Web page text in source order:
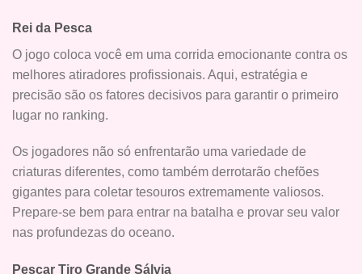
Rei da Pesca
O jogo coloca você em uma corrida emocionante contra os
melhores atiradores profissionais. Aqui, estratégia e
precisão são os fatores decisivos para garantir o primeiro
lugar no ranking.
Os jogadores não só enfrentarão uma variedade de
criaturas diferentes, como também derrotarão chefões
gigantes para coletar tesouros extremamente valiosos.
Prepare-se bem para entrar na batalha e provar seu valor
nas profundezas do oceano.
Pescar Tiro Grande Sálvia